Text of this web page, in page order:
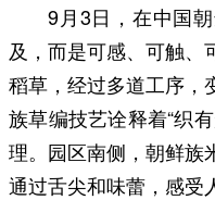
9月3日，在中国
及，而是可感、可触、
稻草，经过多道工序，
族草编技艺诠释着“织
理。园区南侧，朝鲜族
通过舌尖和味蕾，感受